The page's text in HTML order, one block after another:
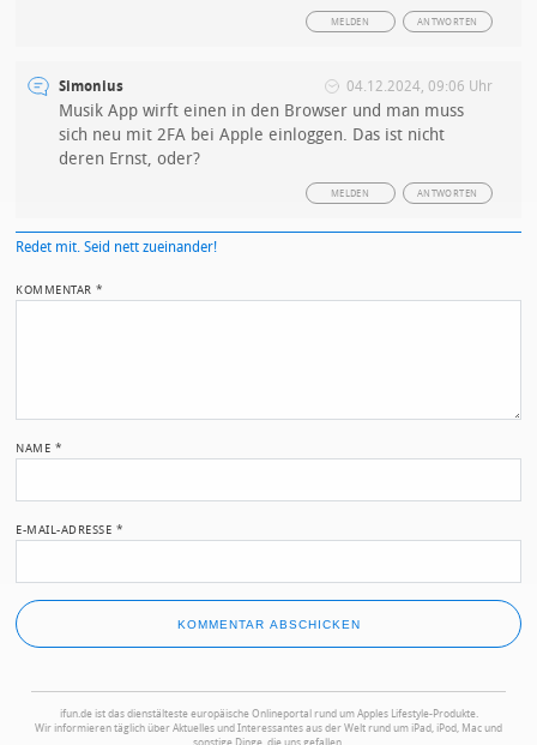
ANTWORTEN
MELDEN
Simonius 04.12.2024, 09:06 Uhr
Musik App wirft einen in den Browser und man muss
sich neu mit 2FA bei Apple einloggen. Das ist nicht
deren Ernst, oder?
ANTWORTEN
MELDEN
Redet mit. Seid nett zueinander!
KOMMENTAR*
NAME *
E-MAIL-ADRESSE *
ifun.de ist das dienstälteste europäische Onlineportal rund um Apples Lifestyle-Produkte.
Wir informieren täglich über Aktuelles und Interessantes aus der Welt rund um iPad, iPod, Mac und